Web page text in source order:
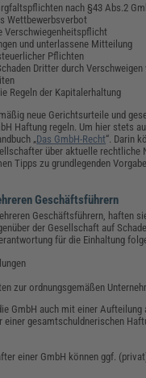
nach §43 Abs.2
Wettbewerbsverbot
Verschwiegenheitspflicht
und unterlassene Mitteilung
Pflichten
Dritter durch Verschweigen
Regeln der Kapitalerhaltung
neue Gerichtsurteile und
Haftung regeln. Um hier stets
„Das GmbH-Recht“. Darin
über aktuelle rechtliche
Tipps zu grundlegenden
Geschäftsführern
Geschäftsführern, haften
der Gesellschaft auf
für die Einhaltung
zur ordnungsgemäßen
GmbH auch mit einer Aufteilung
gesamtschuldnerischen
einer GmbH können ggf.